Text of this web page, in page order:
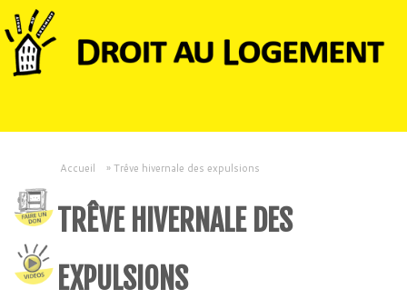
Accueil »Trêve hivernale des expulsions
TRÊVE HIVERNALE DES
EXPULSIONS